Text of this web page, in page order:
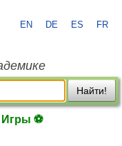
EN DE ES FR
Найти!
Игры ⚽